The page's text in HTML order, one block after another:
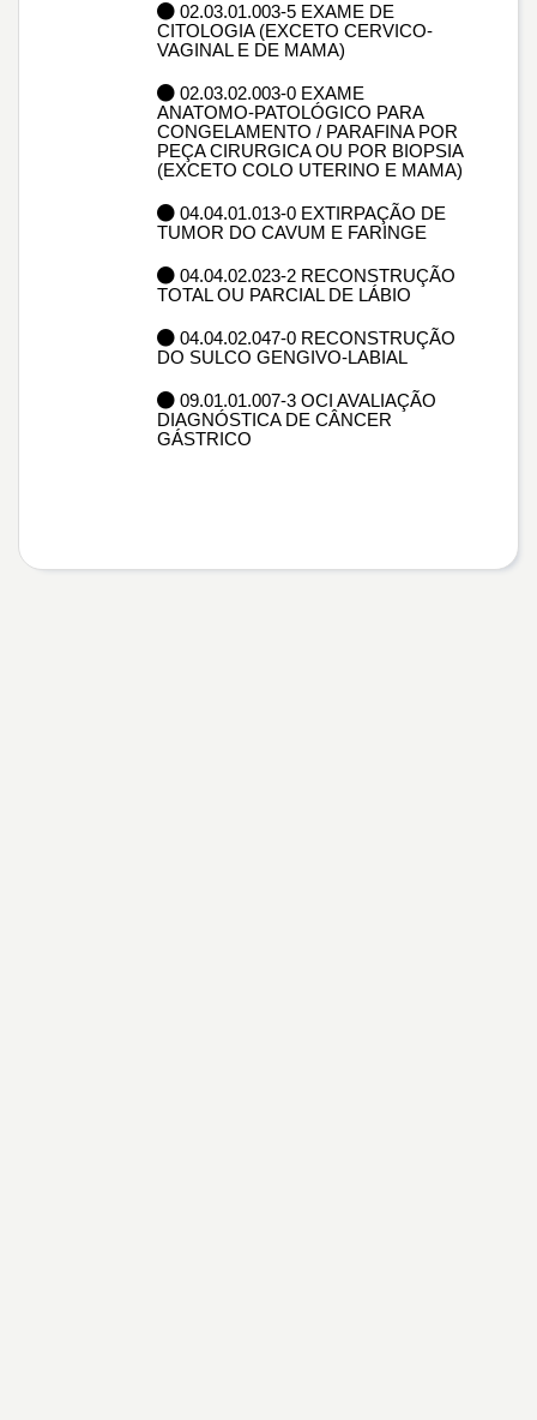
02.03.01.003-5 EXAME DE
CITOLOGIA (EXCETO CERVICO-
VAGINAL E DE MAMA)
02.03.02.003-0 EXAME
ANATOMO-PATOLÓGICO PARA
CONGELAMENTO / PARAFINA POR
PEÇA CIRURGICA OU POR BIOPSIA
(EXCETO COLO UTERINO E MAMA)
04.04.01.013-0 EXTIRPAÇÃO DE
TUMOR DO CAVUM E FARINGE
04.04.02.023-2 RECONSTRUÇÃO
TOTAL OU PARCIAL DE LÁBIO
04.04.02.047-0 RECONSTRUÇÃO
DO SULCO GENGIVO-LABIAL
09.01.01.007-3 OCI AVALIAÇÃO
DIAGNÓSTICA DE CÂNCER
GÁSTRICO